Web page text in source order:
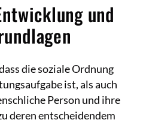
und
die soziale Ordnung
ist, als auch
Person und ihre
deren entscheidendem